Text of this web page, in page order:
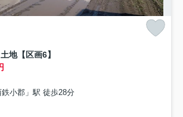
地【区画6】
小郡」駅 徒歩28分